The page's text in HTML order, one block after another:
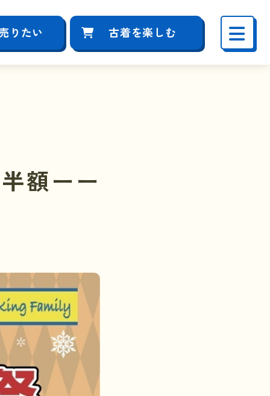
りたい 古着を楽しむ
額ーー